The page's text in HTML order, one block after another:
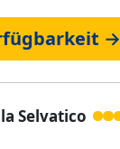
→
Selvatico